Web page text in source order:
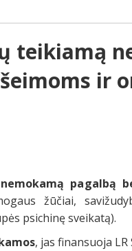
teikiamą
ir
pagalbą
žūčiai,
psichinę sveikatą).
, jas finansuoja